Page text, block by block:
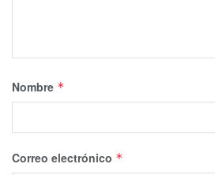
Nombre *
Correo electrónico *